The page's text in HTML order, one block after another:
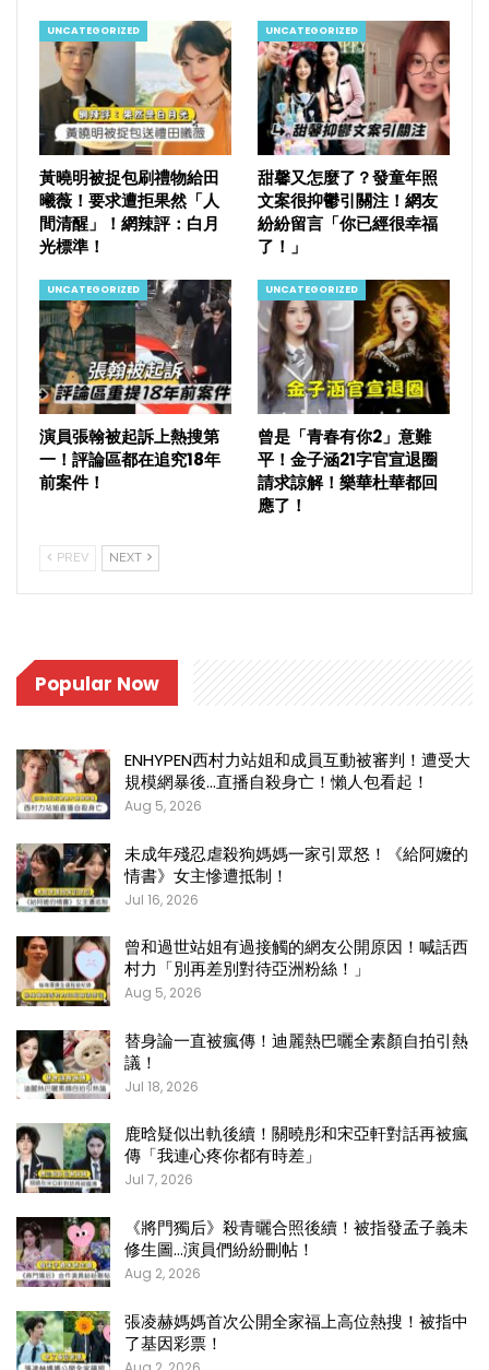
UNCATEGORIZED
黃曉明被捉包刷禮物給田
曦薇！要求遭拒果然「人
間清醒」！網辣評：白月
光標準！
UNCATEGORIZED
甜馨又怎麼了？發童年照
文案很抑鬱引關注！網友
紛紛留言「你已經很幸福
了！」
UNCATEGORIZED
演員張翰被起訴上熱搜第
一！評論區都在追究18年
前案件！
UNCATEGORIZED
曾是「青春有你2」意難
平！金子涵21字官宣退圈
請求諒解！樂華杜華都回
應了！
PREV NEXT
Popular Now
ENHYPEN西村力站姐和成員互動被審判！遭受大
規模網暴後…直播自殺身亡！懶人包看起！
Aug 5, 2026
未成年殘忍虐殺狗媽媽一家引眾怒！《給阿嬤的
情書》女主慘遭抵制！
Jul 16, 2026
曾和過世站姐有過接觸的網友公開原因！喊話西
村力「別再差別對待亞洲粉絲！」
Aug 5, 2026
替身論一直被瘋傳！迪麗熱巴曬全素顏自拍引熱
議！
Jul 18, 2026
鹿晗疑似出軌後續！關曉彤和宋亞軒對話再被瘋
傳「我連心疼你都有時差」
Jul 7, 2026
《將門獨后》殺青曬合照後續！被指發孟子義未
修生圖…演員們紛紛刪帖！
Aug 2, 2026
張凌赫媽媽首次公開全家福上高位熱搜！被指中
了基因彩票！